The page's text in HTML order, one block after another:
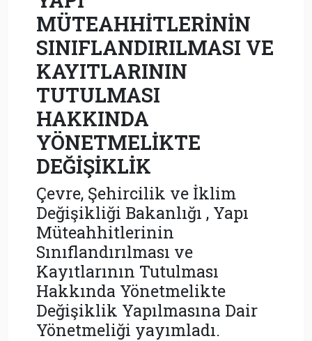
MÜTEAHHİTLERİNİN
SINIFLANDIRILMASI VE
KAYITLARININ
TUTULMASI
HAKKINDA
YÖNETMELİKTE
DEĞİŞİKLİK
Çevre, Şehircilik ve İklim
Değişikliği Bakanlığı , Yapı
Müteahhitlerinin
Sınıflandırılması ve
Kayıtlarının Tutulması
Hakkında Yönetmelikte
Değişiklik Yapılmasına Dair
Yönetmeliği yayımladı.